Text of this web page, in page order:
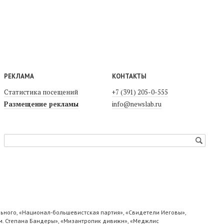
РЕКЛАМА
Статистика посещений
Размещение рекламы
КОНТАКТЫ
+7 (391) 205-0-555
info@newslab.ru
«Национал-большевистская партия», «Свидетели Иеговы»,
Степана Бандеры», «Мизантропик дивижн», «Меджлис